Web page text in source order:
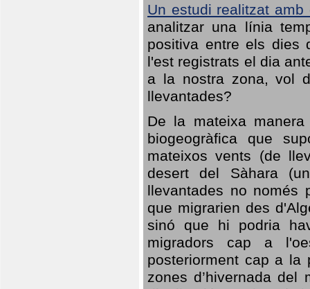
Un estudi realitzat amb
analitzar una línia
positiva entre els dies
l'est registrats el dia
a la nostra zona, vol
llevantades?
De la mateixa
biogeogràfica que
mateixos vents (de
desert del Sàhara
llevantades no només
que migrarien des
sinó que hi podria
migradors cap a
posteriorment cap a la
zones d’hivernada